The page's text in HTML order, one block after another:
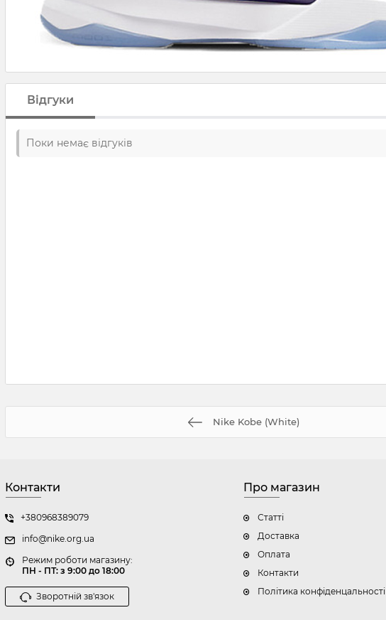
Відгуки
Поки немає відгуків
Nike Kobe (White)
Контакти
+380968389079
info@nike.org.ua
Режим роботи магазину:
ПН - ПТ: з 9:00 до 18:00
Зворотній зв'язок
Про магазин
Статті
Доставка
Оплата
Контакти
Політика конфіденцальності